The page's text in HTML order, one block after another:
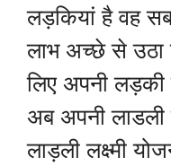
लड़कियां है वह
लाभ अच्छे से उठा
लिए अपनी लड़की
अब अपनी
लाड़ली लक्ष्मी